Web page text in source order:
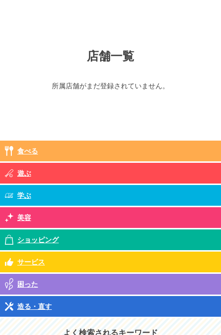
店舗一覧
所属店舗がまだ登録されていません。
食べる
遊ぶ
学ぶ
美容
ショッピング
サービス
困った
造る・直す
よく検索されるキーワード